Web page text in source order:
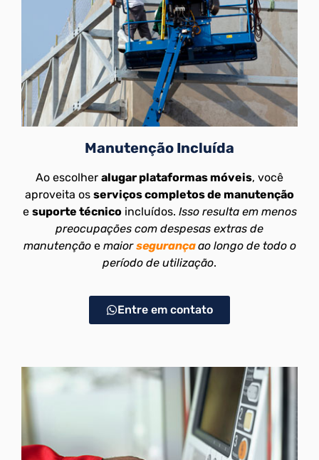
Manutenção Incluída
Ao escolher alugar plataformas móveis, você
aproveita os serviços completos de manutenção
e suporte técnicoincluídos. Isso resulta em menos
preocupações com despesas extras de
manutençãoe maiorsegurançaao longo de todo o
período de utilização.
Entre em contato